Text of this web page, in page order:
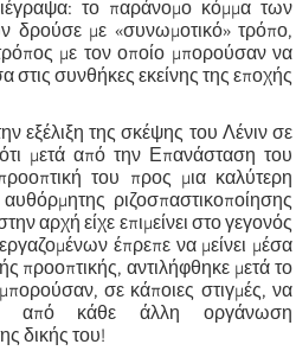
το παράνομο κόμμα των
δρούσε με «συνωμοτικό» τρόπο,
με τον οποίο μπορούσαν να
στις συνθήκες εκείνης της εποχής
εξέλιξη της σκέψης του Λένιν σε
μετά από την Επανάσταση του
του προς μια καλύτερη
ριζοσπαστικοποίησης
αρχή είχε επιμείνει στο γεγονός
έπρεπε να μείνει μέσα
προοπτικής, αντιλήφθηκε μετά το
μπορούσαν, σε κάποιες στιγμές, να
από κάθε άλλη οργάνωση
δικής του!